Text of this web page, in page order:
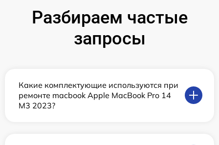
Разбираем частые
запросы
Какие комплектующие используются при
ремонте macbook Apple MacBook Pro 14
M3 2023?